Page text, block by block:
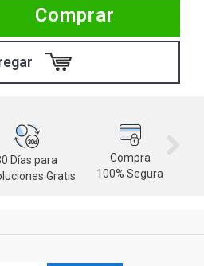
Comprar
Días para
Gratis
Compra
100% Segura